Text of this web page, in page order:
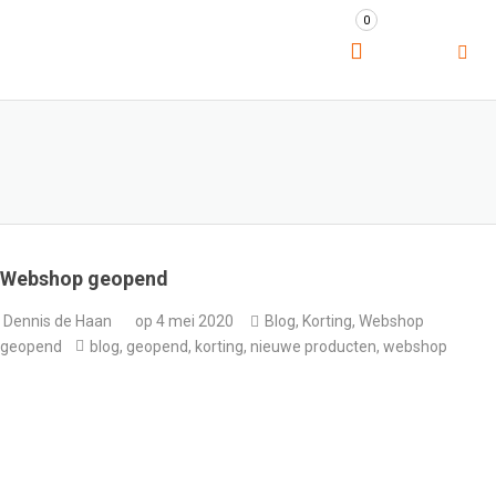
0
Webshop geopend
Dennis de Haan op 4 mei 2020 Blog, Korting, Webshop
geopend
blog, geopend, korting, nieuwe producten, webshop